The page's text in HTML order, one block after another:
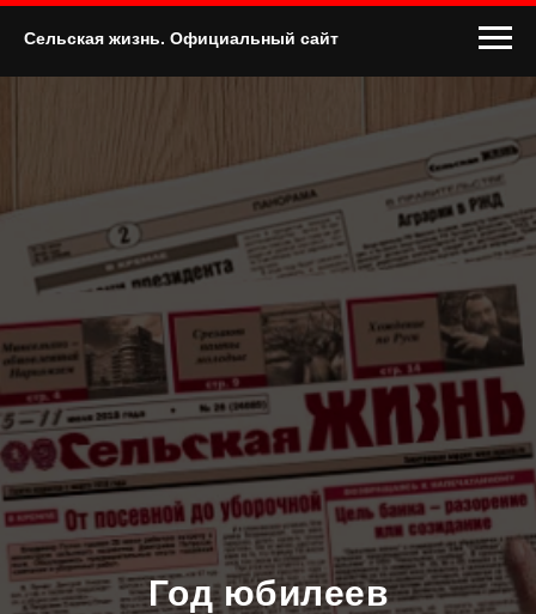
Сельская жизнь. Официальный сайт
Год юбилеев